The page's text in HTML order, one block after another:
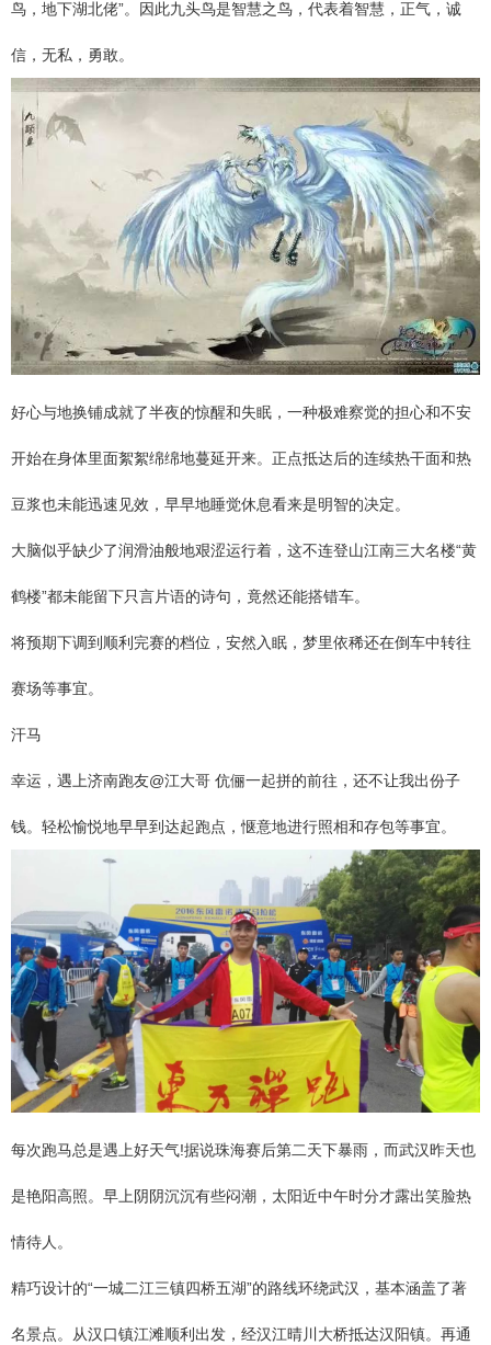
鸟，地下湖北佬”。因此九头鸟是智慧之鸟，代表着智慧，正气，诚
信，无私，勇敢。
好心与地换铺成就了半夜的惊醒和失眠，一种极难察觉的担心和不安
开始在身体里面絮絮绵绵地蔓延开来。正点抵达后的连续热干面和热
豆浆也未能迅速见效，早早地睡觉休息看来是明智的决定。
大脑似乎缺少了润滑油般地艰涩运行着，这不连登山江南三大名楼“黄
鹤楼”都未能留下只言片语的诗句，竟然还能搭错车。
将预期下调到顺利完赛的档位，安然入眠，梦里依稀还在倒车中转往
赛场等事宜。
汗马
幸运，遇上济南跑友@江大哥 伉俪一起拼的前往，还不让我出份子
钱。轻松愉悦地早早到达起跑点，惬意地进行照相和存包等事宜。
每次跑马总是遇上好天气!据说珠海赛后第二天下暴雨，而武汉昨天也
是艳阳高照。早上阴阴沉沉有些闷潮，太阳近中午时分才露出笑脸热
情待人。
精巧设计的“一城二江三镇四桥五湖”的路线环绕武汉，基本涵盖了著
名景点。从汉口镇江滩顺利出发，经汉江晴川大桥抵达汉阳镇。再通